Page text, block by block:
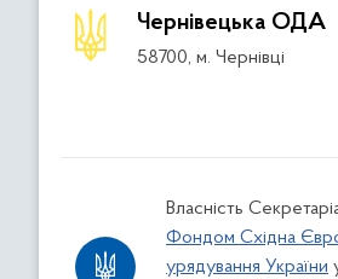
Чернівецька ОДА
58700, м. Чернівці
Власність
Фондом Східна
урядування України